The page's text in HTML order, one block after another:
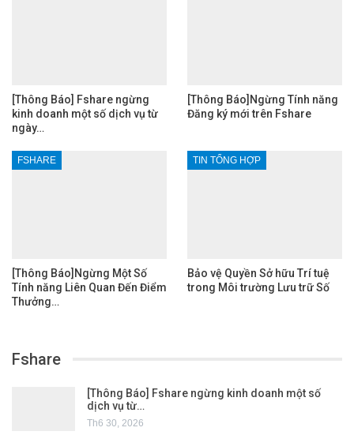
[Thông Báo] Fshare ngừng
kinh doanh một số dịch vụ từ
ngày…
[Thông Báo]Ngừng Tính năng
Đăng ký mới trên Fshare
FSHARE
[Thông Báo]Ngừng Một Số
Tính năng Liên Quan Đến Điểm
Thưởng…
TIN TỔNG HỢP
Bảo vệ Quyền Sở hữu Trí tuệ
trong Môi trường Lưu trữ Số
Fshare
[Thông Báo] Fshare ngừng kinh doanh một số
dịch vụ từ…
Th6 30, 2026